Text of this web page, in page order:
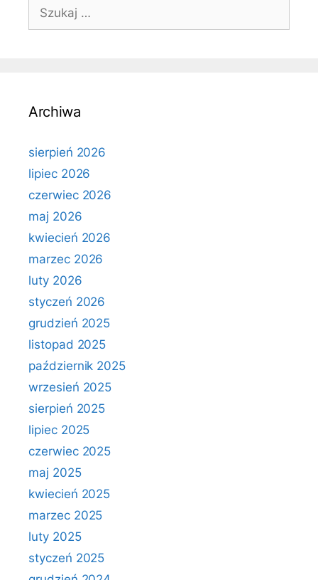
Szukaj:
Archiwa
sierpień 2026
lipiec 2026
czerwiec 2026
maj 2026
kwiecień 2026
marzec 2026
luty 2026
styczeń 2026
grudzień 2025
listopad 2025
październik 2025
wrzesień 2025
sierpień 2025
lipiec 2025
czerwiec 2025
maj 2025
kwiecień 2025
marzec 2025
luty 2025
styczeń 2025